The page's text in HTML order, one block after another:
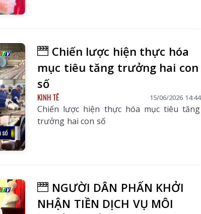
Chiến lược hiện thực hóa
mục tiêu tăng trưởng hai con
số
KINH TẾ 15/06/2026 14:44
Chiến lược hiện thực hóa mục tiêu tăng
trưởng hai con số
NGƯỜI DÂN PHẤN KHỞI
NHẬN TIỀN DỊCH VỤ MÔI